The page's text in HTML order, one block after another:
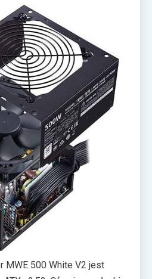
nie przekracza poziomu 31
w domu.
MWE 500 White V2 jest